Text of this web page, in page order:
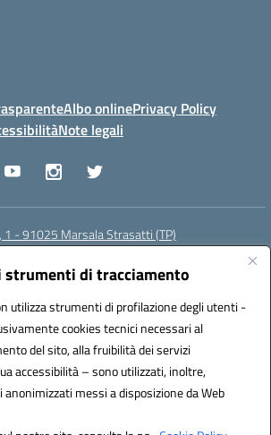
strumenti di tracciamento
utilizza strumenti di profilazione degli utenti -
cookies tecnici necessari al
del sito, alla fruibilità dei servizi
accessibilità – sono utilizzati, inoltre,
messi a disposizione da Web
Albo onlinePrivacy Policy
Note legali
1 - 91025 Marsala Strasatti (TP)
(PEC):tpic81600v@pec.istruzione.it
TPIC81600V
Amministrazioni (IPA): istsc_tpic81600v
(CUF): UFODYY
& Powered by 3D Solution S.r.l.